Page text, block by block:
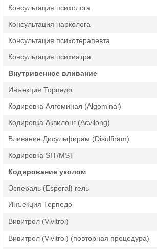
Противопоказания к
если нет никаких противопоказаний по
проблем:
состояние опьянения,
черепно-мозговые травмы,
перенесенные недавно инсульты
инфекционные болезни в острой
медикаменты. Никаких кардинальных
личностью не происходит, просто
отношение к алкоголю, что говорит о
Консультация психолога
Консультация нарколога
Консультация психотерапевта
Консультация психиатра
Внутривенное вливание
Инъекция Торпедо
Кодировка Алгоминал (Algominal)
Кодировка Аквилонг (Acvilong)
Вливание Дисульфирам (Disulfiram)
Кодировка SIT/MST
Кодирование уколом
Эспераль (Esperal) гель
Инъекция Торпедо
Вивитрол (Vivitrol)
Вивитрол (Vivitrol) (повторная процедура)